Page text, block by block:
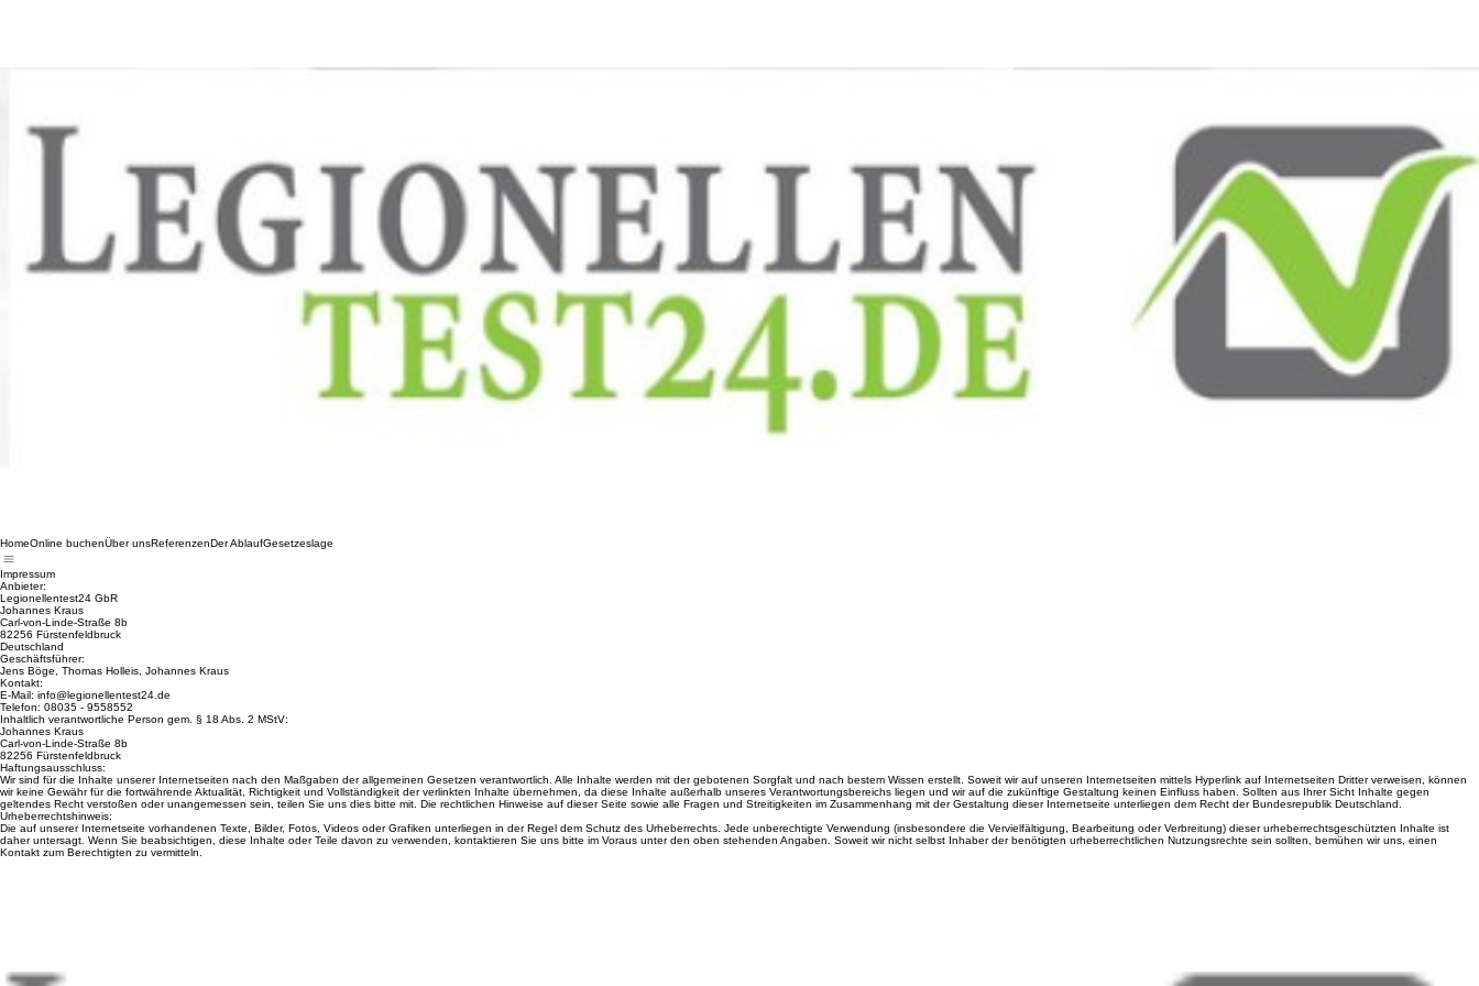
HomeOnline buchen
Impressum
Anbieter:
Legionellentest24 GbR
Johannes Kraus
Carl-von-Linde-Straße 8b
82256 Fürstenfeldbruck
Deutschland
Geschäftsführer:
Jens Böge, Thomas Holleis, Johannes Kraus
Kontakt:
E-Mail: info@legionellentest24.de
Telefon: 08035 - 9558552
Inhaltlich verantwortliche Person gem. § 18 Abs. 2 MStV:
Johannes Kraus
Carl-von-Linde-Straße 8b
82256 Fürstenfeldbruck
Haftungsausschluss:
Wir sind für die Inhalte unserer Internetseiten nach den Maßgaben der allgemeinen Gesetzen verantwortlich. Alle Inhalte werden mit der gebotenen Sorgfalt und nach bestem Wissen erstellt. Soweit wir auf unseren Internetseiten mittels Hyperlink auf Internetseiten Dritter verweisen, können
wir keine Gewähr für die fortwährende Aktualität, Richtigkeit und Vollständigkeit der verlinkten Inhalte übernehmen, da diese Inhalte außerhalb unseres Verantwortungsbereichs liegen und wir auf die zukünftige Gestaltung keinen Einfluss haben. Sollten aus Ihrer Sicht Inhalte gegen
geltendes Recht verstoßen oder unangemessen sein, teilen Sie uns dies bitte mit. Die rechtlichen Hinweise auf dieser Seite sowie alle Fragen und Streitigkeiten im Zusammenhang mit der Gestaltung dieser Internetseite unterliegen dem Recht der Bundesrepublik Deutschland.
Urheberrechtshinweis: